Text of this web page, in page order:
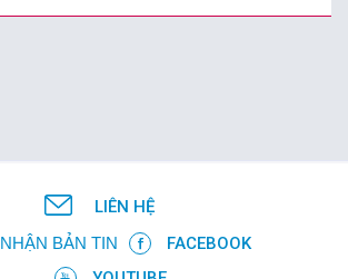
LIÊN HỆ
NHẬN BẢN TIN
FACEBOOK